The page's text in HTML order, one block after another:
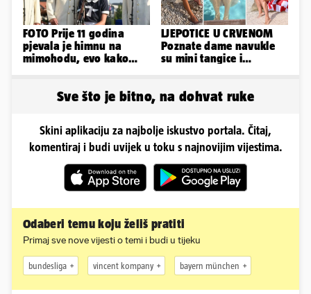
FOTO Prije 11 godina
pjevala je himnu na
mimohodu, evo kako
LJEPOTICE U CRVENOM
Poznate dame navukle
su mini tangice i
Sve što je bitno, na dohvat ruke
Skini aplikaciju za najbolje iskustvo portala. Čitaj,
komentiraj i budi uvijek u toku s najnovijim vijestima.
Odaberi temu koju želiš pratiti
Primaj sve nove vijesti o temi i budi u tijeku
bundesliga vincent kompany bayern münchen